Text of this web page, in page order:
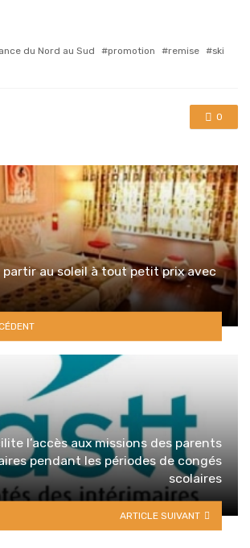
du Nord au Sud promotion remise
ski
0
partir au soleil à tout petit prix avec
l’accès aux missions des parents
pendant les périodes de congés
scolaires
ARTICLE SUIVANT